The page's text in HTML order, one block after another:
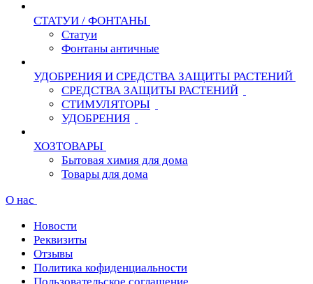
СТАТУИ / ФОНТАНЫ
Статуи
Фонтаны античные
УДОБРЕНИЯ И СРЕДСТВА ЗАЩИТЫ РАСТЕНИЙ
СРЕДСТВА ЗАЩИТЫ РАСТЕНИЙ
СТИМУЛЯТОРЫ
УДОБРЕНИЯ
ХОЗТОВАРЫ
Бытовая химия для дома
Товары для дома
О нас
Новости
Реквизиты
Отзывы
Политика кофиденциальности